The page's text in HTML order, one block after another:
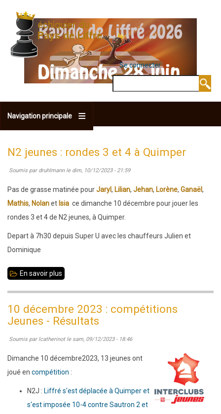
contenu
principal
MENU DU
Se connecter
Navigation principale
N2 jeunes : rondes 3 et 4 à Quimper
Soumis par druhlmannle dim, 10/12/2023 - 21:59
Pas de grasse matinée pourJaryl, Lilian, Jehan, Lorène, Ganaël,
Mathis, Nolanet Isia ce dimanche 10 décembre pour jouer les
rondes 3 et 4 de N2 jeunes, à Quimper.
Depart à 7h30 depuis Super U avec les chauffeurs Julien et
Dominique
En savoir plus
:
3
et
4
10 décembre 2023 : compétitions
Jeunes - Résultats
Soumis par lcatherinotle sam, 09/12/2023 - 18:46
Dimanche 10 décembre2023, 13 jeunes ont
joué en compétition :
N2J : Liffré s'est déplacée à Quimper et
s'est imposée 10-4 contre Sautron 2 et